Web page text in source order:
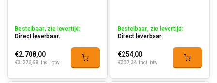
Bestelbaar, zie levertijd:
Direct leverbaar.
€2.708,00
€3.276,68 Incl. btw
Bestelbaar, zie levertijd:
Direct leverbaar.
€254,00
€307,34 Incl. btw